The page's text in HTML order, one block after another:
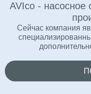
AVIco - насосное
Сейчас компания